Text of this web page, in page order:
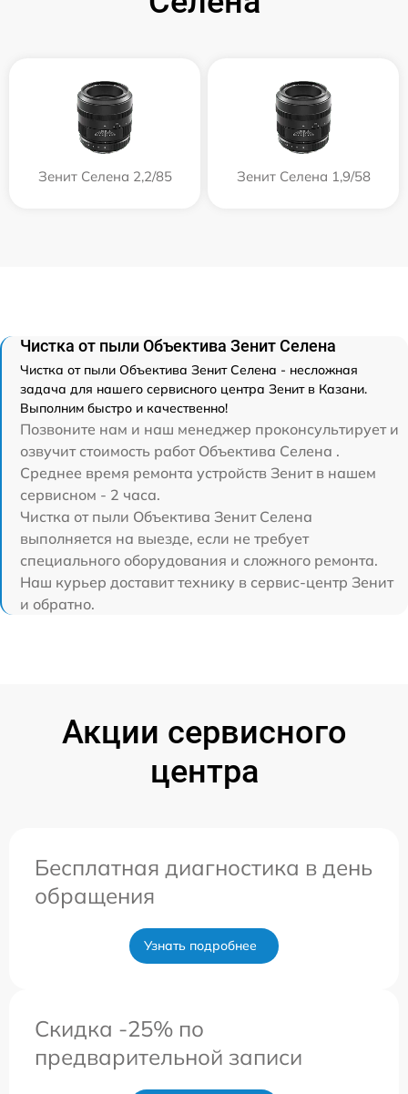
Зенит Селена 2,2/85 Зенит Селена 1,9/58
Чистка от пыли Объектива Зенит Селена
Чистка от пыли Объектива Зенит Селена - несложная
задача для нашего сервисного центра Зенит в Казани.
Выполним быстро и качественно!
Позвоните нам и наш менеджер проконсультирует и
озвучит стоимость работ Объектива Селена .
Среднее время ремонта устройств Зенит в нашем
сервисном - 2 часа.
Чистка от пыли Объектива Зенит Селена
выполняется на выезде, если не требует
специального оборудования и сложного ремонта.
Наш курьер доставит технику в сервис-центр Зенит
и обратно.
Акции сервисного
центра
Бесплатная диагностика в день
обращения
Узнать подробнее
Скидка -25% по
предварительной записи